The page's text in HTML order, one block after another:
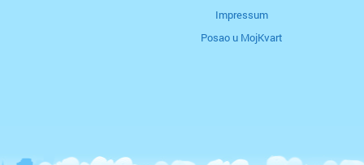
Impressum
Posao u MojKvart